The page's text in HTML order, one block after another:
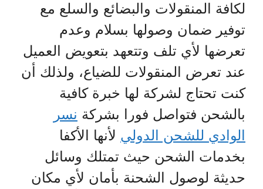
لكافة المنقولات والبضائع والسلع مع
توفير ضمان وصولها بسلام وعدم
تعرضها لأي تلف وتتعهد بتعويض العميل
عند تعرض المنقولات للضياع، ولذلك أن
كنت تحتاج لشركة لها خبرة كافية
بالشحن فتواصل فورا بشركة نسر
الوادي للشحن الدولي لأنها الأكفا
بخدمات الشحن حيث تمتلك وسائل
حديثة لوصول الشحنة بأمان لأي مكان